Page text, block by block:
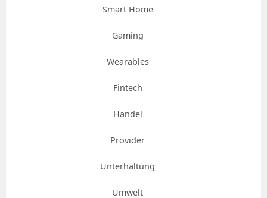
Smart Home
Gaming
Wearables
Fintech
Handel
Provider
Unterhaltung
Umwelt